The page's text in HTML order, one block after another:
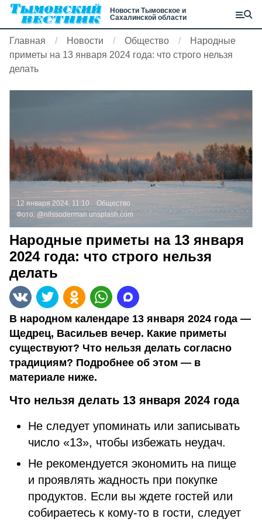
Новости Тымовское и
Сахалинской области
Главная Новости Общество
Народные
приметы на 13 января 2024 года: что строго нельзя
делать
12 января 2024, 11:10
Общество
Фото: @nilssoderman unsplash.com
Народные приметы на 13 января
2024 года: что строго нельзя
делать
В народном календаре 13 января 2024 года —
Щедрец, Васильев вечер. Какие приметы
существуют? Что нельзя делать согласно
традициям? Подробнее об этом — в
материале ниже.
Что нельзя делать 13 января 2024 года
Не следует упоминать или записывать
число «13», чтобы избежать неудач.
Не рекомендуется экономить на пище
и проявлять жадность при покупке
продуктов. Если вы ждете гостей или
собираетесь к кому-то в гости, следует